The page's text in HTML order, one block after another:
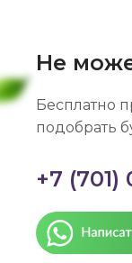
Не
Бесплатно
подобрать
+7